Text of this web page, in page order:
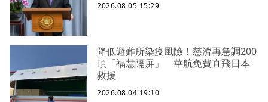
2026.08.05 15:29
降低避難所染疫風險！慈濟再急調200
頂「福慧隔屏」 華航免費直飛日本
救援
2026.08.04 19:10